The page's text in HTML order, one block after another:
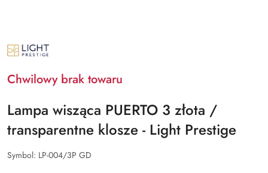
NAZWA
PRODUCENTA:
PRESTIGE
Chwilowy brak towaru
Lampa wisząca PUERTO 3 złota /
transparentne klosze - Light Prestige
Symbol: LP-004/3P GD